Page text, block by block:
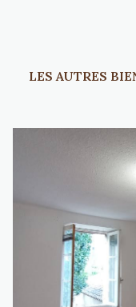
LES AUTRES